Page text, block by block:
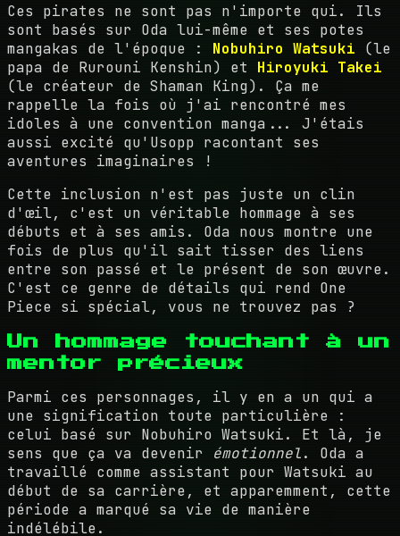
Ces pirates ne sont pas n'importe qui. Ils
sont basés sur Oda lui-même et ses potes
mangakas de l'époque : Nobuhiro Watsuki (le
papa de Rurouni Kenshin) et Hiroyuki Takei
(le créateur de Shaman King). Ça me
rappelle la fois où j'ai rencontré mes
idoles à une convention manga... J'étais
aussi excité qu'Usopp racontant ses
aventures imaginaires !
Cette inclusion n'est pas juste un clin
d'œil, c'est un véritable hommage à ses
débuts et à ses amis. Oda nous montre une
fois de plus qu'il sait tisser des liens
entre son passé et le présent de son œuvre.
C'est ce genre de détails qui rend One
Piece si spécial, vous ne trouvez pas ?
Un hommage touchant à un
mentor précieux
Parmi ces personnages, il y en a un qui a
une signification toute particulière :
celui basé sur Nobuhiro Watsuki. Et là, je
sens que ça va devenir émotionnel. Oda a
travaillé comme assistant pour Watsuki au
début de sa carrière, et apparemment, cette
période a marqué sa vie de manière
indélébile.